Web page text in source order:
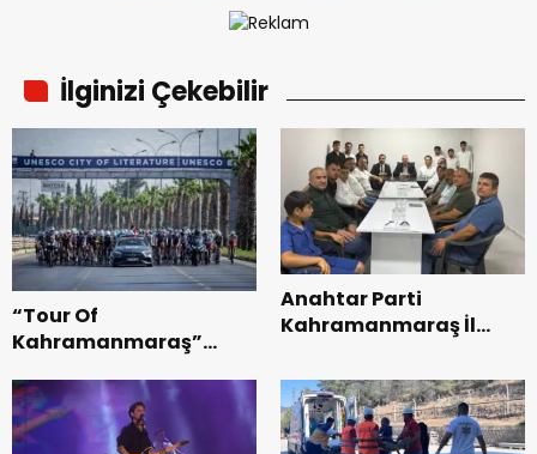
İlginizi Çekebilir
“Tour Of
Kahramanmaraş”
Bisikleti Turnuvası
Tamamlandı.
Anahtar Parti
Kahramanmaraş İl
Teşkilatı ile buluştu.